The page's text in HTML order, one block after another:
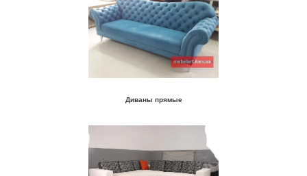
Диваны прямые